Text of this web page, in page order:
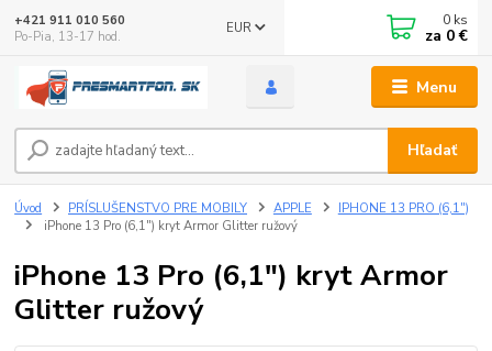
Menu
EUR
Hľadať
+421 911 010 560
Po-Pia, 13-17 hod.
0 ks
za 0 €
Úvod PRÍSLUŠENSTVO PRE MOBILY APPLE
IPHONE 13 PRO (6,1")
iPhone 13 Pro (6,1") kryt Armor Glitter ružový
iPhone 13 Pro (6,1") kryt Armor
Glitter ružový